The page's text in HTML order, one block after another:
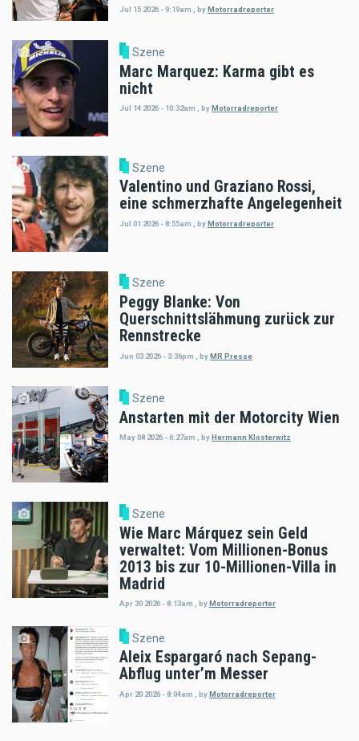
Jul 15 2026 - 9:19am byMotorradreporter
Szene
Marc Marquez: Karma gibt es
nicht
Jul 14 2026 - 10:32am byMotorradreporter
Szene
Valentino und Graziano Rossi,
eine schmerzhafte Angelegenheit
Jul 01 2026 - 8:55am byMotorradreporter
Szene
Peggy Blanke: Von
Querschnittslähmung zurück zur
Rennstrecke
Jun 03 2026 - 3:36pm byMR Presse
Szene
Anstarten mit der Motorcity Wien
May 08 2026 - 6:27am , byHermann Klosterwitz
Szene
Wie Marc Márquez sein Geld
verwaltet: Vom Millionen-Bonus
2013 bis zur 10-Millionen-Villa in
Madrid
Apr 30 2026 - 8:13am byMotorradreporter
Szene
Aleix Espargaró nach Sepang-
Abflug unter’m Messer
Apr 20 2026 - 8:04am byMotorradreporter